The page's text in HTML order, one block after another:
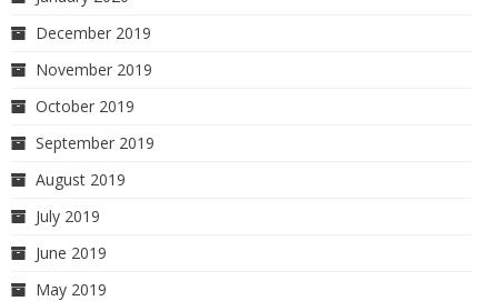
December 2019
November 2019
October 2019
September 2019
August 2019
July 2019
June 2019
May 2019